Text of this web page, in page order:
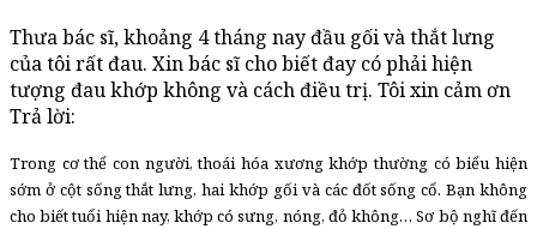
Thưa bác sĩ, khoảng 4 tháng nay đầu gối và thắt lưng
của tôi rất đau. Xin bác sĩ cho biết đay có phải hiện
tượng đau khớp không và cách điều trị. Tôi xin cảm ơn
Trả lời:
Trong cơ thể con người, thoái hóa xương khớp thường có biểu hiện
sớm ở cột sống thắt lưng, hai khớp gối và các đốt sống cổ. Bạn không
cho biết tuổi hiện nay, khớp có sưng, nóng, đỏ không… Sơ bộ nghĩ đến